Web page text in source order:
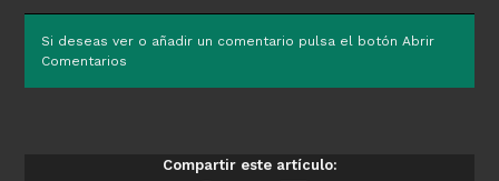
Si deseas ver o añadir un comentario pulsa el botón Abrir
Comentarios
Compartir este artículo: